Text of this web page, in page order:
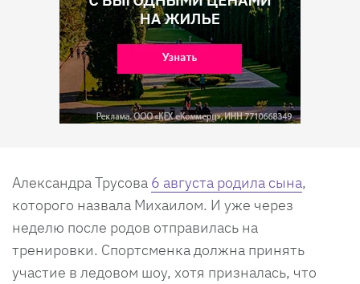
Александра Трусова 6 августа родила сына,
которого назвала Михаилом. И уже через
неделю после родов отправилась на
тренировки. Спортсменка должна принять
участие в ледовом шоу, хотя призналась, что